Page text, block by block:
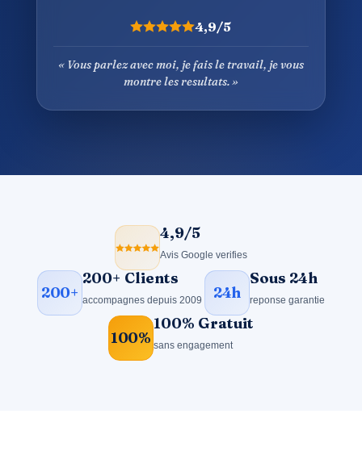
4,9/5
« Vous parlez avec moi, je fais le travail, je vous
montre les resultats. »
stars
4,9/5
Avis Google verifies
200+
200+ Clients
accompagnes depuis 2009 24h
Sous 24h
reponse garantie
100%
100% Gratuit
sans engagement